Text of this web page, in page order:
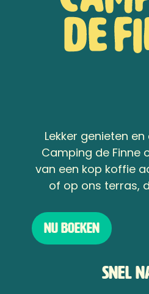
Lekker genieten
Camping de Finne
van een kop koffie
of op ons terras,
Nu boeken
Snel